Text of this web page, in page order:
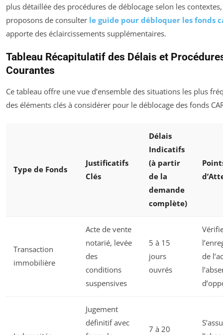
plus détaillée des procédures de déblocage selon les
proposons de consulter le guide pour débloquer les fonds
apporte des éclaircissements supplémentaires.
Tableau Récapitulatif des Délais et
Courantes
Ce tableau offre une vue d’ensemble des situations les plus
des éléments clés à considérer pour le déblocage des fonds
Type de Fonds
Justificatifs
Clés
Délais
Indicatifs
(à partir
de la
demande
complète)
Transaction
immobilière
Acte de vente
notarié, levée
des
conditions
suspensives
5 à 15
jours
ouvrés
de
Jugement
définitif avec
7 à 20